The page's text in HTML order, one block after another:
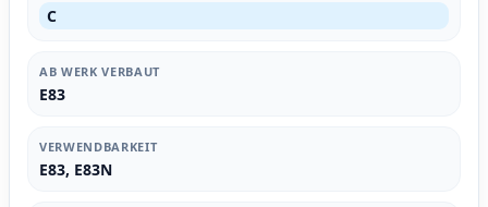
C
AB WERK VERBAUT
E83
VERWENDBARKEIT
E83, E83N